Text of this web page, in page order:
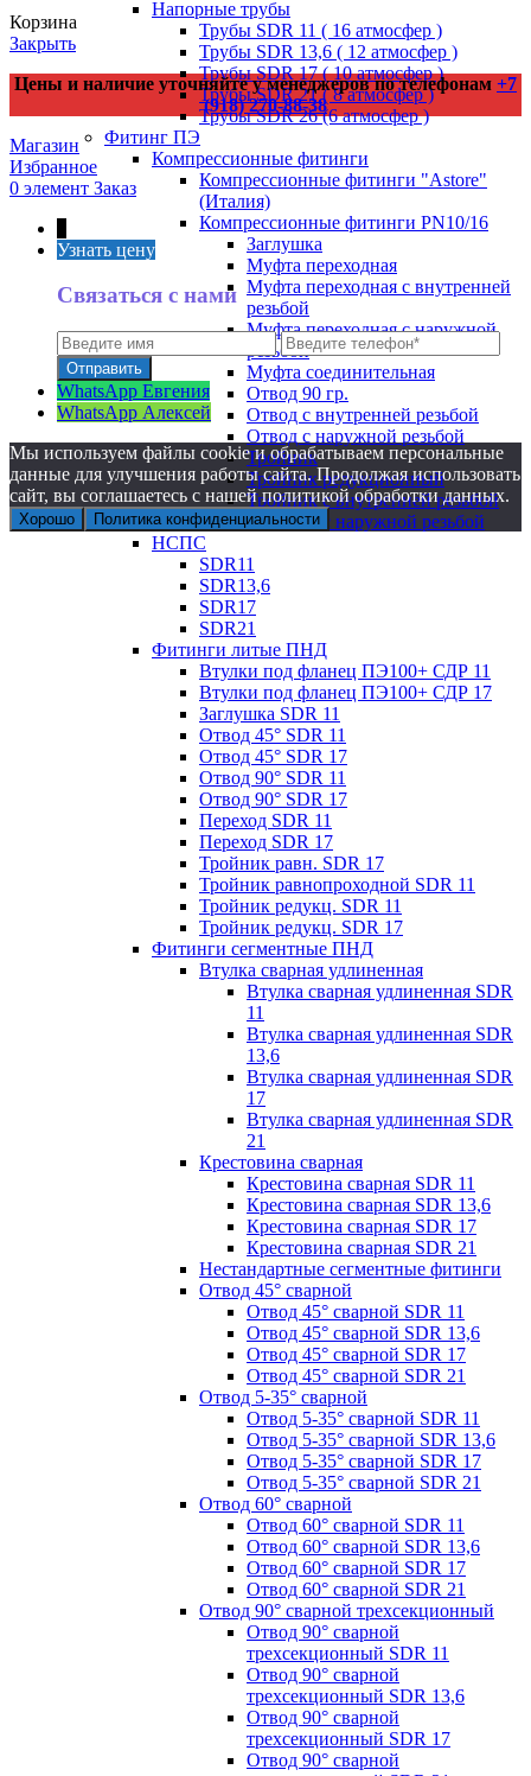
Напорные трубы
Трубы SDR 11 ( 16 атмосфер )
Трубы SDR 13,6 ( 12 атмосфер )
Трубы SDR 17 ( 10 атмосфер )
Трубы SDR 21 ( 8 атмосфер )
Трубы SDR 26 (6 атмосфер )
Фитинг ПЭ
Компрессионные фитинги
Компрессионные фитинги "Astore"
(Италия)
Компрессионные фитинги PN10/16
Заглушка
Муфта переходная
Муфта переходная с внутренней
резьбой
Муфта переходная с наружной
резьбой
Муфта соединительная
Отвод 90 гр.
Отвод с внутренней резьбой
Отвод с наружной резьбой
Тройник
Тройник редукционный
Тройник с внутренней резьбой
Тройник с наружной резьбой
НСПС
SDR11
SDR13,6
SDR17
SDR21
Фитинги литые ПНД
Втулки под фланец ПЭ100+ СДР 11
Втулки под фланец ПЭ100+ СДР 17
Заглушка SDR 11
Отвод 45° SDR 11
Отвод 45° SDR 17
Отвод 90° SDR 11
Отвод 90° SDR 17
Переход SDR 11
Переход SDR 17
Тройник равн. SDR 17
Тройник равнопроходной SDR 11
Тройник редукц. SDR 11
Тройник редукц. SDR 17
Фитинги сегментные ПНД
Втулка сварная удлиненная
Втулка сварная удлиненная SDR
11
Втулка сварная удлиненная SDR
13,6
Втулка сварная удлиненная SDR
17
Втулка сварная удлиненная SDR
21
Крестовина сварная
Крестовина сварная SDR 11
Крестовина сварная SDR 13,6
Крестовина сварная SDR 17
Крестовина сварная SDR 21
Нестандартные сегментные фитинги
Отвод 45° сварной
Отвод 45° сварной SDR 11
Отвод 45° сварной SDR 13,6
Отвод 45° сварной SDR 17
Отвод 45° сварной SDR 21
Отвод 5-35° сварной
Отвод 5-35° сварной SDR 11
Отвод 5-35° сварной SDR 13,6
Отвод 5-35° сварной SDR 17
Отвод 5-35° сварной SDR 21
Отвод 60° сварной
Отвод 60° сварной SDR 11
Отвод 60° сварной SDR 13,6
Отвод 60° сварной SDR 17
Отвод 60° сварной SDR 21
Отвод 90° сварной трехсекционный
Отвод 90° сварной
трехсекционный SDR 11
Отвод 90° сварной
трехсекционный SDR 13,6
Отвод 90° сварной
трехсекционный SDR 17
Отвод 90° сварной
Корзина
Закрыть
Цены и наличие уточняйте у менеджеров по телефонам +7
(918) 270-88-38
Магазин
Избранное
0 элемент Заказ
Узнать цену
Связаться с нами
WhatsApp Евгения
WhatsApp Алексей
Мы используем файлы cookie и обрабатываем персональные
данные для улучшения работы сайта. Продолжая использовать
сайт, вы соглашаетесь с нашей политикой обработки данных.
Хорошо Политика конфиденциальности